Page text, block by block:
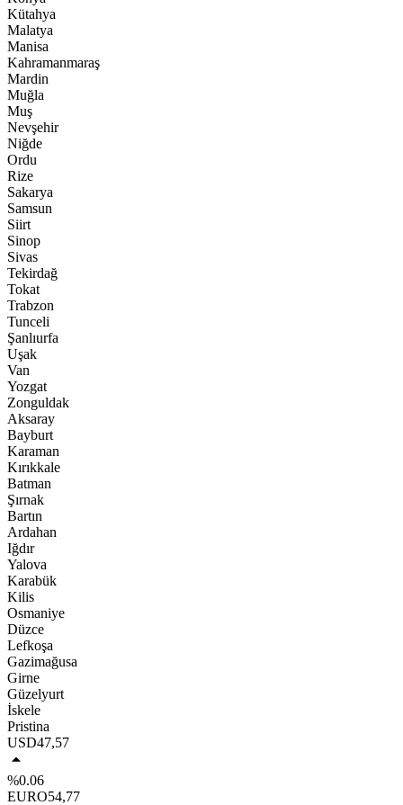
Kütahya
Malatya
Manisa
Kahramanmaraş
Mardin
Muğla
Muş
Nevşehir
Niğde
Ordu
Rize
Sakarya
Samsun
Siirt
Sinop
Sivas
Tekirdağ
Tokat
Trabzon
Tunceli
Şanlıurfa
Uşak
Van
Yozgat
Zonguldak
Aksaray
Bayburt
Karaman
Kırıkkale
Batman
Şırnak
Bartın
Ardahan
Iğdır
Yalova
Karabük
Kilis
Osmaniye
Düzce
Lefkoşa
Gazimağusa
Girne
Güzelyurt
İskele
Pristina
USD47,57
%0.06
EURO54,77